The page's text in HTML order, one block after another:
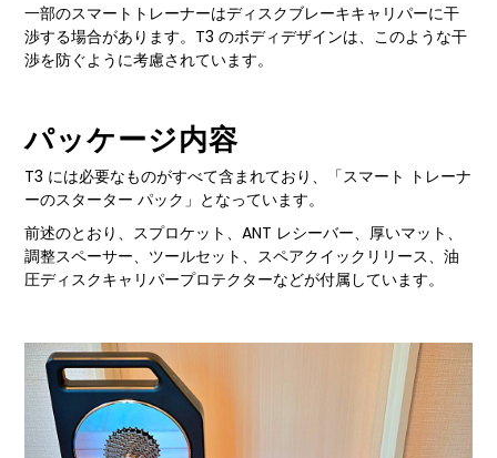
一部のスマートトレーナーはディスクブレーキキャリパーに干
渉する場合があります。T3 のボディデザインは、このような干
渉を防ぐように考慮されています。
パッケージ内容
T3 には必要なものがすべて含まれており、「スマート トレーナ
ーのスターター パック」となっています。
前述のとおり、スプロケット、ANT レシーバー、厚いマット、
調整スペーサー、ツールセット、スペアクイックリリース、油
圧ディスクキャリパープロテクターなどが付属しています。